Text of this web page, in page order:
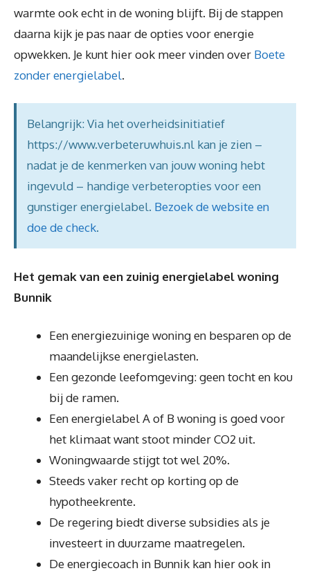
warmte ook echt in de woning blijft. Bij de stappen
daarna kijk je pas naar de opties voor energie
opwekken. Je kunt hier ook meer vinden over Boete
zonder energielabel.
Belangrijk: Via het overheidsinitiatief
https://www.verbeteruwhuis.nl kan je zien –
nadat je de kenmerken van jouw woning hebt
ingevuld – handige verbeteropties voor een
gunstiger energielabel. Bezoek de website en
doe de check.
Het gemak van een zuinig energielabel woning
Bunnik
Een energiezuinige woning en besparen op de
maandelijkse energielasten.
Een gezonde leefomgeving: geen tocht en kou
bij de ramen.
Een energielabel A of B woning is goed voor
het klimaat want stoot minder CO2 uit.
Woningwaarde stijgt tot wel 20%.
Steeds vaker recht op korting op de
hypotheekrente.
De regering biedt diverse subsidies als je
investeert in duurzame maatregelen.
De energiecoach in Bunnik kan hier ook in